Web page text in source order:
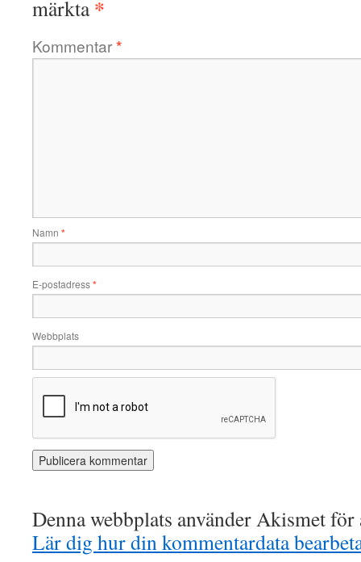
märkta*
Kommentar*
Namn *
E-postadress*
Webbplats
Denna webbplats använder Akismet
Lär dig hur din kommentardata